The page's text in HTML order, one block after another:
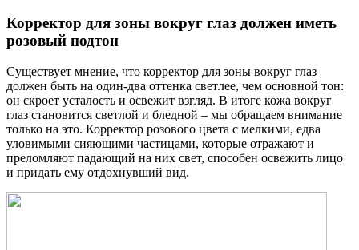
Корректор для зоны вокруг глаз должен иметь
розовый подтон
Существует мнение, что корректор для зоны вокруг глаз
должен быть на один-два оттенка светлее, чем основной тон:
он скроет усталость и освежит взгляд. В итоге кожа вокруг
глаз становится светлой и бледной – мы обращаем внимание
только на это. Корректор розового цвета с мелкими, едва
уловимыми сияющими частицами, которые отражают и
преломляют падающий на них свет, способен освежить лицо
и придать ему отдохнувший вид.